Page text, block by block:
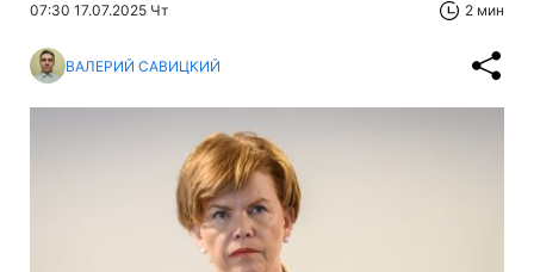
07:30 17.07.2025 Чт 2 мин
ВАЛЕРИЙ САВИЦКИЙ